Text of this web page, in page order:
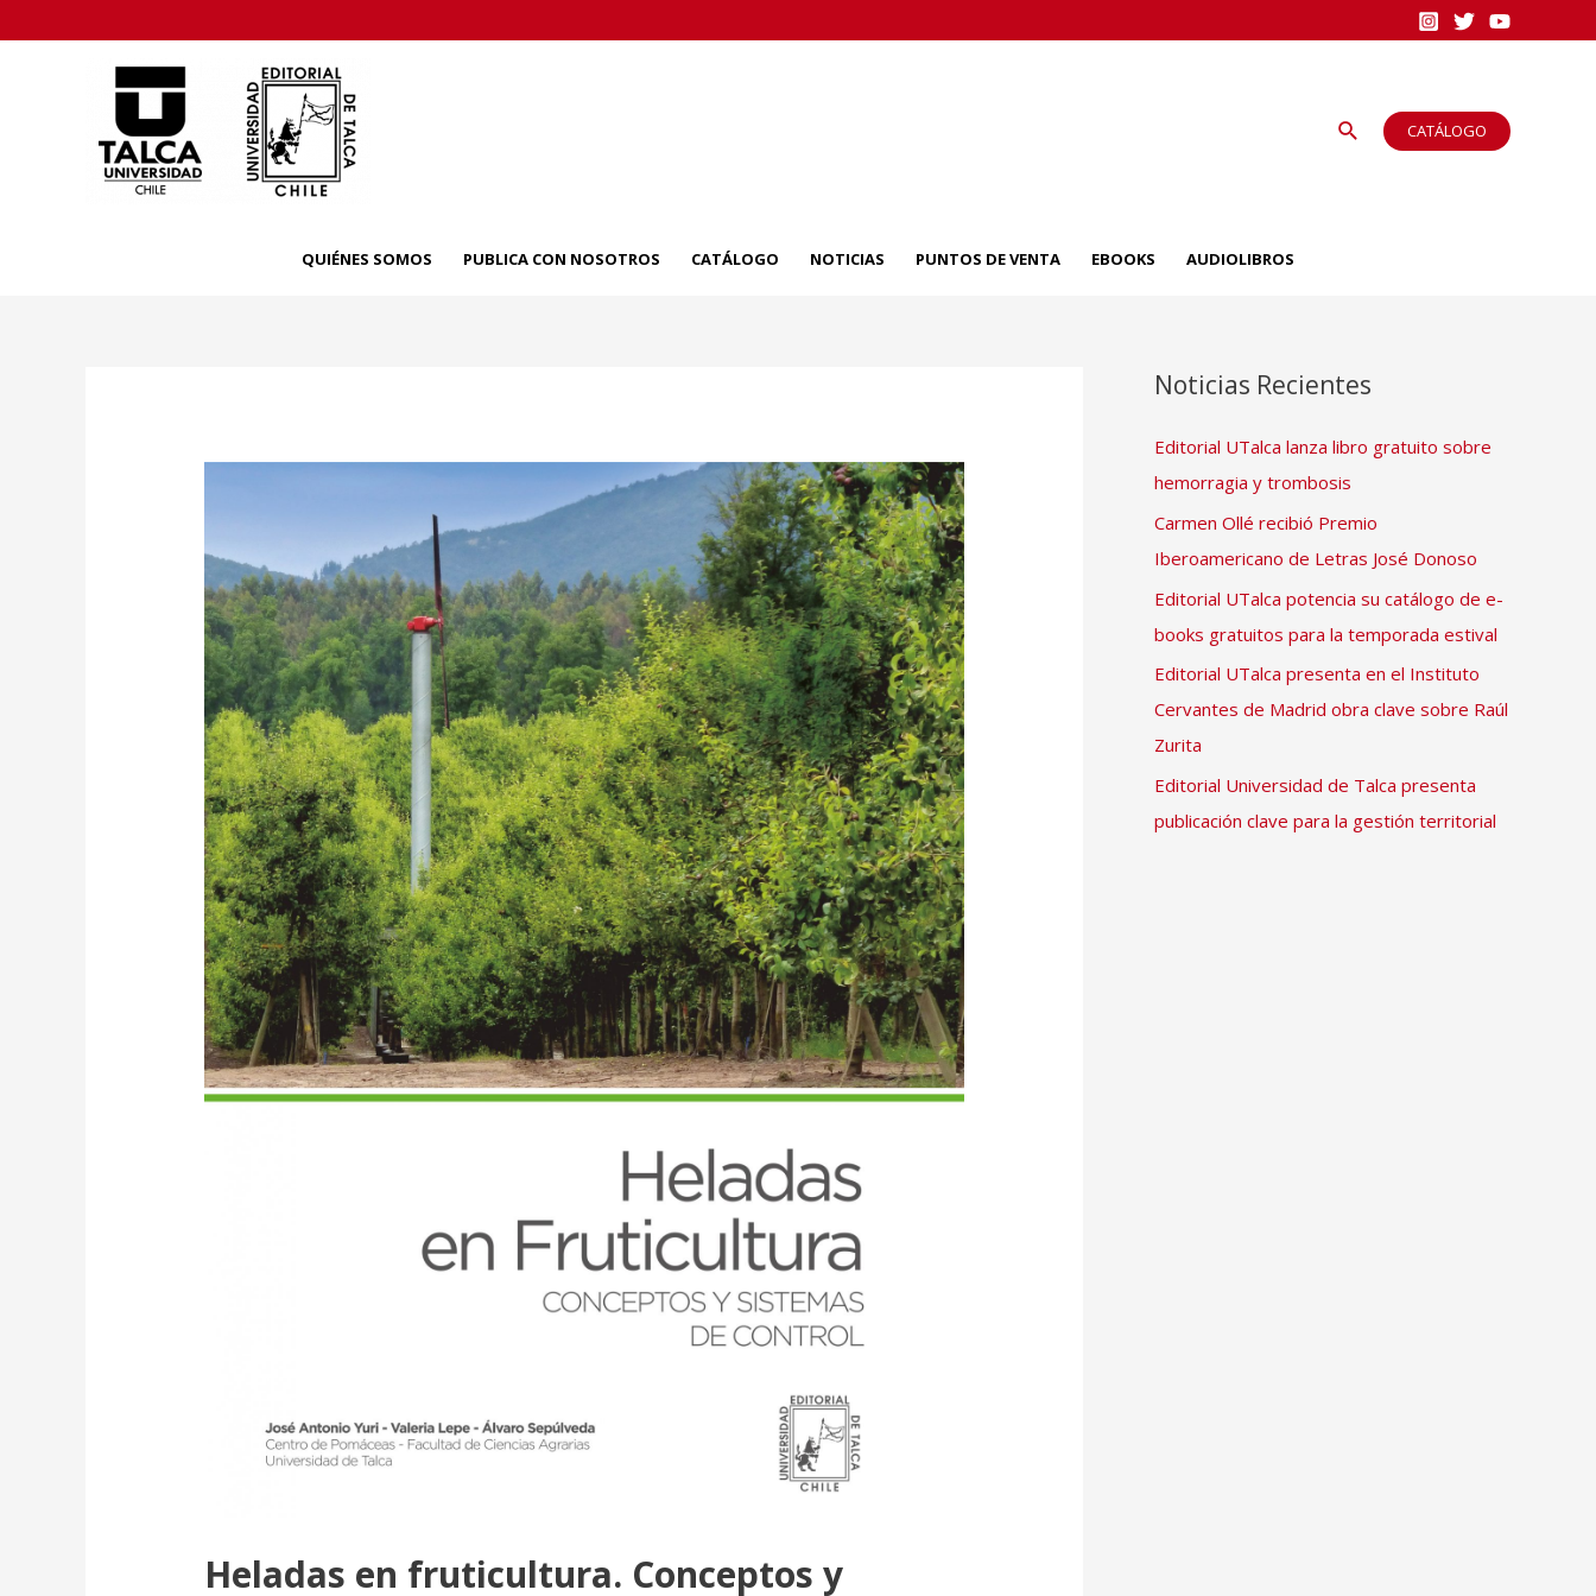
to
Buscar CATÁLOGO
QUIÉNES SOMOS PUBLICA CON NOSOTROS CATÁLOGO NOTICIAS PUNTOS DE VENTA EBOOKS AUDIOLIBROS
Heladas en fruticultura. Conceptos y
Noticias Recientes
Editorial UTalca lanza libro gratuito sobre
hemorragia y trombosis
Carmen Ollé recibió Premio
Iberoamericano de Letras José Donoso
Editorial UTalca potencia su catálogo de e-
books gratuitos para la temporada estival
Editorial UTalca presenta en el Instituto
Cervantes de Madrid obra clave sobre Raúl
Zurita
Editorial Universidad de Talca presenta
publicación clave para la gestión territorial